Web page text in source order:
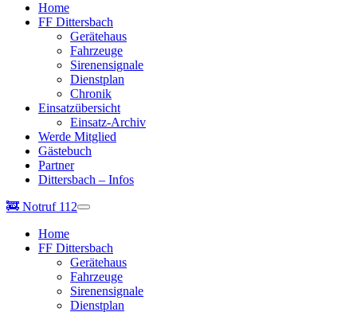
Home
FF Dittersbach
Gerätehaus
Fahrzeuge
Sirenensignale
Dienstplan
Chronik
Einsatzübersicht
Einsatz-Archiv
Werde Mitglied
Gästebuch
Partner
Dittersbach – Infos
🚒 Notruf 112
Home
FF Dittersbach
Gerätehaus
Fahrzeuge
Sirenensignale
Dienstplan